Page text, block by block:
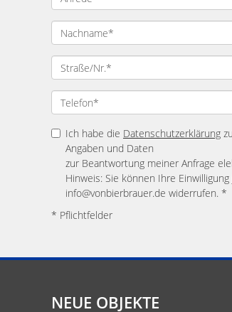
Ich habe die Datenschutzerklärung
Angaben und Daten
zur Beantwortung meiner Anfrage
Hinweis: Sie können Ihre
info@vonbierbrauer.de widerrufen. *
* Pflichtfelder
NEUE OBJEKTE